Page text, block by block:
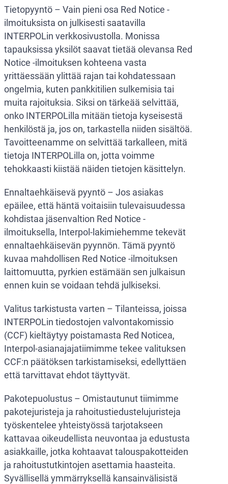
Tietopyyntö – Vain pieni osa Red Notice -
ilmoituksista on julkisesti saatavilla
INTERPOLin verkkosivustolla. Monissa
tapauksissa yksilöt saavat tietää olevansa Red
Notice -ilmoituksen kohteena vasta
yrittäessään ylittää rajan tai kohdatessaan
ongelmia, kuten pankkitilien sulkemisia tai
muita rajoituksia. Siksi on tärkeää selvittää,
onko INTERPOLilla mitään tietoja kyseisestä
henkilöstä ja, jos on, tarkastella niiden sisältöä.
Tavoitteenamme on selvittää tarkalleen, mitä
tietoja INTERPOLilla on, jotta voimme
tehokkaasti kiistää näiden tietojen käsittelyn.
Ennaltaehkäisevä pyyntö – Jos asiakas
epäilee, että häntä voitaisiin tulevaisuudessa
kohdistaa jäsenvaltion Red Notice -
ilmoituksella, Interpol-lakimiehemme tekevät
ennaltaehkäisevän pyynnön. Tämä pyyntö
kuvaa mahdollisen Red Notice -ilmoituksen
laittomuutta, pyrkien estämään sen julkaisun
ennen kuin se voidaan tehdä julkiseksi.
Valitus tarkistusta varten – Tilanteissa, joissa
INTERPOLin tiedostojen valvontakomissio
(CCF) kieltäytyy poistamasta Red Noticea,
Interpol-asianajajatiimimme tekee valituksen
CCF:n päätöksen tarkistamiseksi, edellyttäen
että tarvittavat ehdot täyttyvät.
Pakotepuolustus – Omistautunut tiimimme
pakotejuristeja ja rahoitustiedustelujuristeja
työskentelee yhteistyössä tarjotakseen
kattavaa oikeudellista neuvontaa ja edustusta
asiakkaille, jotka kohtaavat talouspakotteiden
ja rahoitustutkintojen asettamia haasteita.
Syvällisellä ymmärryksellä kansainvälisistä